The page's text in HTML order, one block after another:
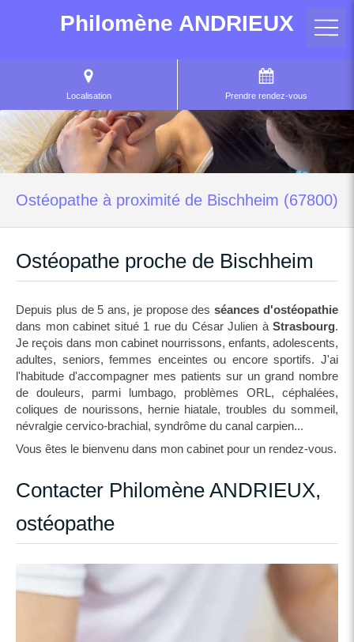
Philomène ANDRIEUX
Localisation Prendre rendez-vous
Ostéopathe à proximité de Bischheim (67800)
Ostéopathe proche de Bischheim
Depuis plus de 5 ans, je propose desséances d'ostéopathie
dans mon cabinet situé 1 rue du César Julien à Strasbourg.
Je reçois dans mon cabinet nourrissons, enfants, adolescents,
adultes, seniors, femmes enceintes ou encore sportifs. J'ai
l'habitude d'accompagner mes patients sur un grand nombre
de douleurs, parmi lumbago, problèmes ORL, céphalées,
coliques de nourissons, hernie hiatale, troubles du sommeil,
névralgie cervico-brachial, syndrôme du canal carpien...
Vous êtes le bienvenu dans mon cabinet pour un rendez-vous.
Contacter Philomène ANDRIEUX,
ostéopathe